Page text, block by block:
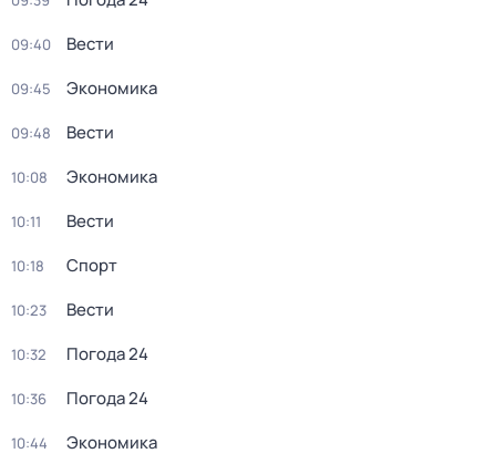
09:40 Вести
09:45 Экономика
09:48 Вести
10:08 Экономика
10:11 Вести
10:18 Спорт
10:23 Вести
10:32 Погода 24
10:36 Погода 24
10:44 Экономика